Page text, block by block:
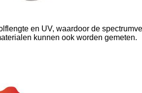
en UV, waardoor de
kunnen ook worden gemeten.